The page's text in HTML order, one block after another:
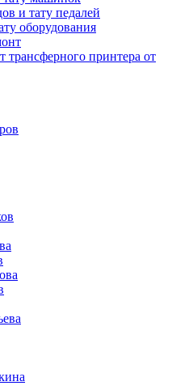
и тату педалей
оборудования
трансферного принтера от